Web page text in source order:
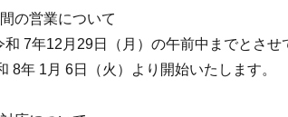
の営業について
7年12月29日（月）の午前中までとさせ
8年 1月 6日（火）より開始いたします。